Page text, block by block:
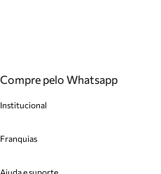
Compre pelo Whatsapp
Institucional
Cashback
Franquias
Ajuda e suporte